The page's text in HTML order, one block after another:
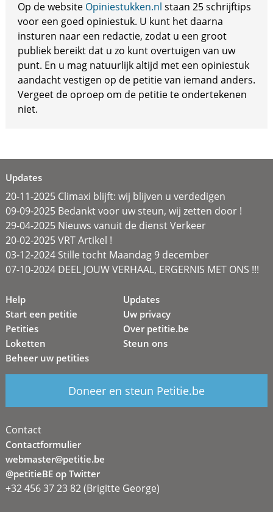
Op de website Opiniestukken.nl staan 25 schrijftips
voor een goed opiniestuk. U kunt het daarna
insturen naar een redactie, zodat u een groot
publiek bereikt dat u zo kunt overtuigen van uw
punt. En u mag natuurlijk altijd met een opiniestuk
aandacht vestigen op de petitie van iemand anders.
Vergeet de oproep om de petitie te ondertekenen
niet.
Updates
20-11-2025 Climaxi blijft: wij blijven u verdedigen
09-09-2025 Bedankt voor uw steun, wij zetten door !
29-04-2025 Nieuws vanuit de dienst Verkeer
20-02-2025 VRT Artikel !
03-12-2024 Stille tocht Maandag 9 december
07-10-2024 DEEL JOUW VERHAAL, ERGERNIS MET ONS !!!
Help
Start een petitie
Petities
Loketten
Beheer uw petities
Updates
Uw privacy
Over petitie.be
Steun ons
Doneer en steun Petitie.be
Contact
Contactformulier
webmaster@petitie.be
@petitieBE op Twitter
+32 456 37 23 82 (Brigitte George)